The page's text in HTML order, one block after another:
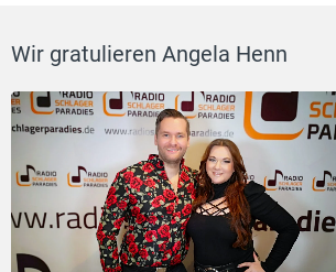
Wir gratulieren Angela Henn